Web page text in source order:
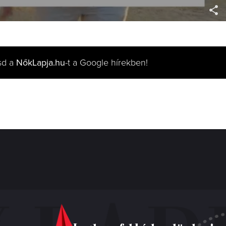
a NőkLapja.hu-t a Google hírekben!